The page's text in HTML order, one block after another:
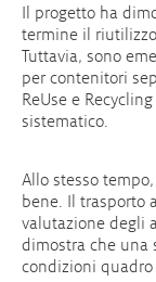
Il progetto ha
termine il
Tuttavia, sono
per contenitori
ReUse e
sistematico.
Allo stesso
bene. Il trasporto
valutazione degli
dimostra che una
condizioni